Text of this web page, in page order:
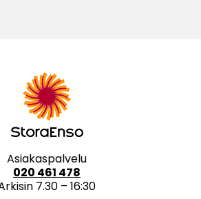
Asiakaspalvelu
020 461 478
7.30 – 16:30